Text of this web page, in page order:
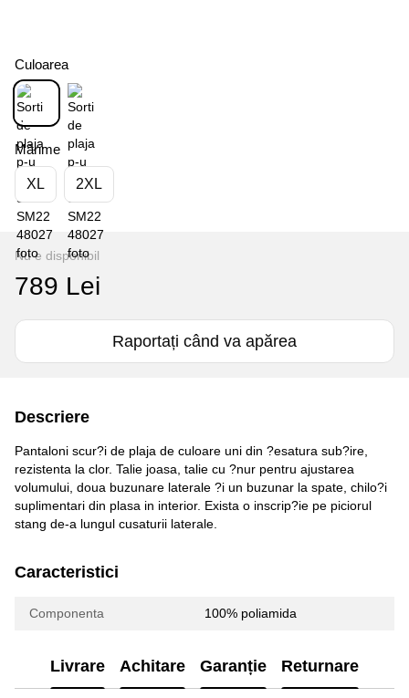
Culoarea
Mărime
XL 2XL
Nu e disponibil
789 Lei
Raportați când va apărea
Descriere
Pantaloni scur?i de plaja de culoare uni din ?esatura sub?ire,
rezistenta la clor. Talie joasa, talie cu ?nur pentru ajustarea
volumului, doua buzunare laterale ?i un buzunar la spate, chilo?i
suplimentari din plasa in interior. Exista o inscrip?ie pe piciorul
stang de-a lungul cusaturii laterale.
Caracteristici
Componenta 100% poliamida
Livrare Achitare Garanție Returnare